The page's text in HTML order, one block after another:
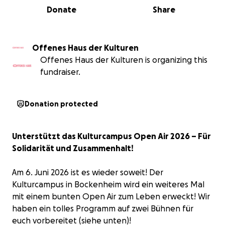
0% complete
Share
Donate
Offenes Haus der Kulturen
Offenes Haus der Kulturen is organizing this
fundraiser.
Donation protected
Unterstützt das Kulturcampus Open Air 2026 – Für
Solidarität und Zusammenhalt!
Am 6. Juni 2026 ist es wieder soweit! Der
Kulturcampus in Bockenheim wird ein weiteres Mal
mit einem bunten Open Air zum Leben erweckt! Wir
haben ein tolles Programm auf zwei Bühnen für
euch vorbereitet (siehe unten)!